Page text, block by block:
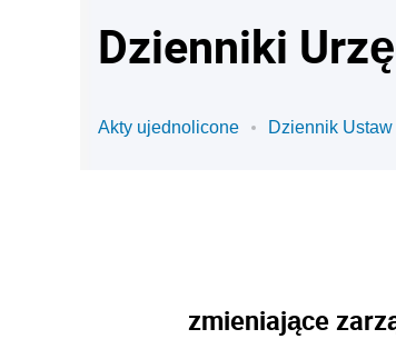
Dzienniki
Akty ujednolicone Dziennik Ustaw
zmieniające